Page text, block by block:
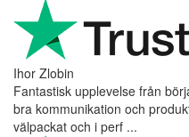
Ihor Zlobin
Fantastisk upplevelse från
bra kommunikation och
välpackat och i perf ...